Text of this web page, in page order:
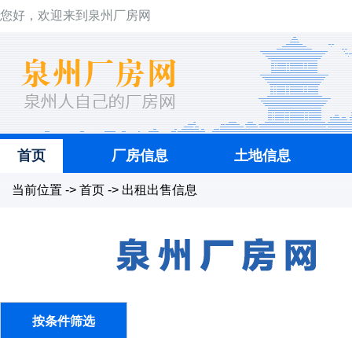
您好，欢迎来到泉州厂房网
首页 厂房信息 土地信息
当前位置 -> 首页 -> 出租出售信息
按条件筛选